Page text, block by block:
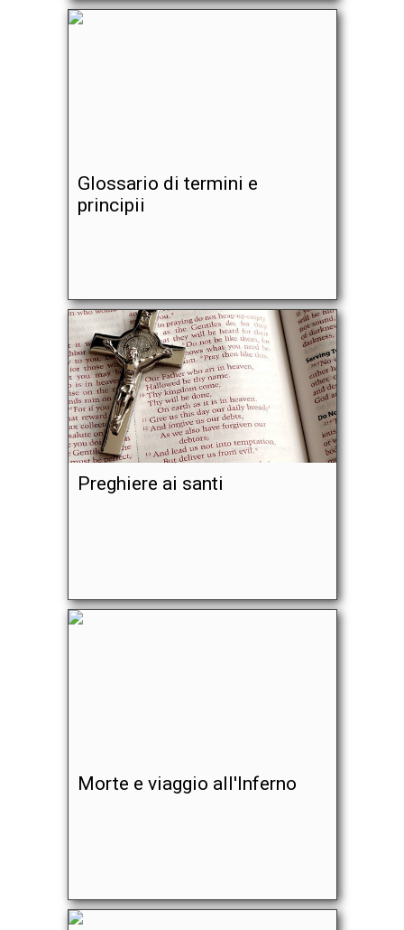
Glossario di termini e
principii
Preghiere ai santi
Morte e viaggio all'Inferno